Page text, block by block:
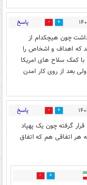
0 پاسخ
چون هیچکدام از
که اهداف و اشخاص را
کمک سلاح های امریکا
بعد از روی کار امدن
3 پاسخ
گرفته چون یک پهپاد
هر اتفاقی هم که اتفاق
2